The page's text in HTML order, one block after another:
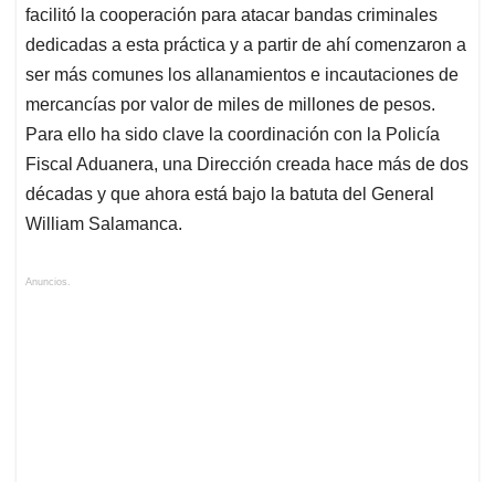
facilitó la cooperación para atacar bandas criminales
dedicadas a esta práctica y a partir de ahí comenzaron a
ser más comunes los allanamientos e incautaciones de
mercancías por valor de miles de millones de pesos.
Para ello ha sido clave la coordinación con la Policía
Fiscal Aduanera, una Dirección creada hace más de dos
décadas y que ahora está bajo la batuta del General
William Salamanca.
Anuncios.